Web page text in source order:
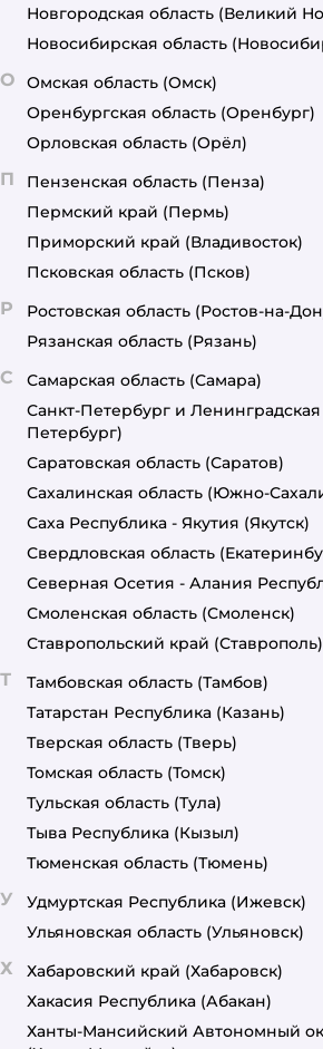
Новгородская область (Великий
Новосибирская область
О Омская область (Омск)
Оренбургская область (Оренбург)
Орловская область (Орёл)
П Пензенская область (Пенза)
Пермский край (Пермь)
Приморский край (Владивосток)
Псковская область (Псков)
Р Ростовская область (Ростов-на-
Рязанская область (Рязань)
С Самарская область (Самара)
Санкт-Петербург и Ленинградская
Петербург)
Саратовская область (Саратов)
Сахалинская область (Южно-
Саха Республика - Якутия (Якутск)
Свердловская область
Северная Осетия - Алания
Смоленская область (Смоленск)
Ставропольский край (Ставрополь)
Т Тамбовская область (Тамбов)
Татарстан Республика (Казань)
Тверская область (Тверь)
Томская область (Томск)
Тульская область (Тула)
Тыва Республика (Кызыл)
Тюменская область (Тюмень)
У Удмуртская Республика (Ижевск)
Ульяновская область (Ульяновск)
Х Хабаровский край (Хабаровск)
Хакасия Республика (Абакан)
Ханты-Мансийский Автономный